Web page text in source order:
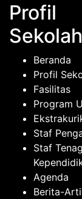
Profil
Sekolah
Beranda
Profil
Fasilitas
Program
Staf
Staf
Agenda
Berita-